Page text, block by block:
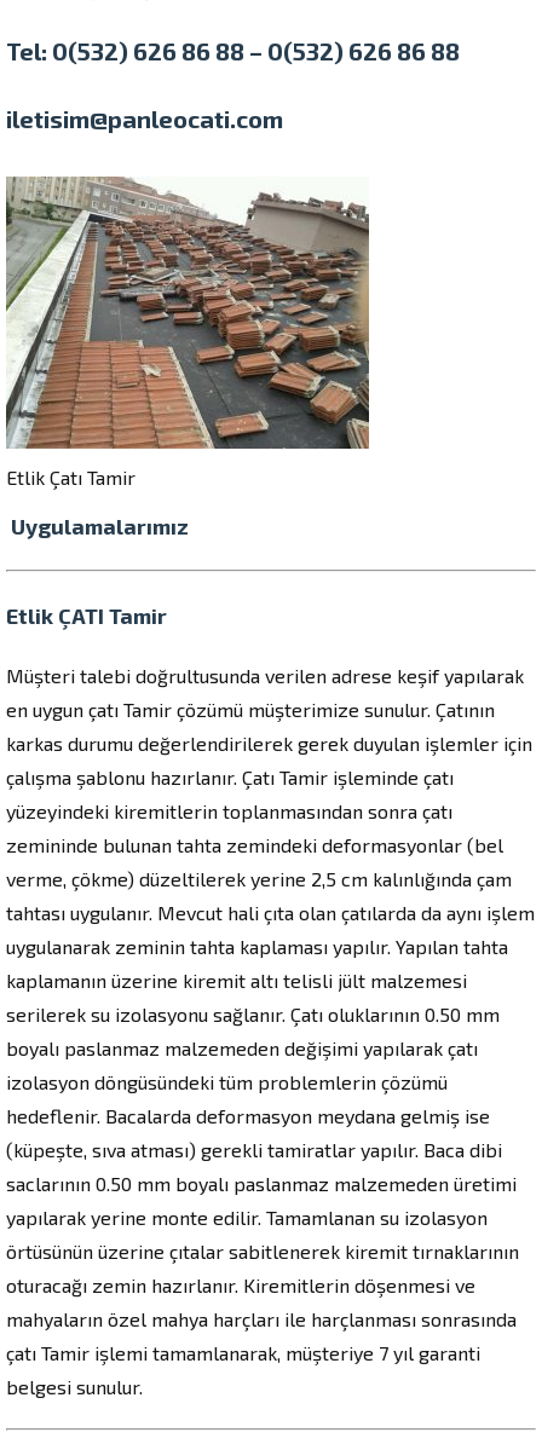
Tel: 0(532) 626 86 88 – 0(532) 626 86 88
iletisim@panleocati.com
Etlik Çatı Tamir
Uygulamalarımız
Etlik ÇATI Tamir
Müşteri talebi doğrultusunda verilen adrese keşif yapılarak
en uygun çatı Tamir çözümü müşterimize sunulur. Çatının
karkas durumu değerlendirilerek gerek duyulan işlemler için
çalışma şablonu hazırlanır. Çatı Tamir işleminde çatı
yüzeyindeki kiremitlerin toplanmasından sonra çatı
zemininde bulunan tahta zemindeki deformasyonlar (bel
verme, çökme) düzeltilerek yerine 2,5 cm kalınlığında çam
tahtası uygulanır. Mevcut hali çıta olan çatılarda da aynı işlem
uygulanarak zeminin tahta kaplaması yapılır. Yapılan tahta
kaplamanın üzerine kiremit altı telisli jült malzemesi
serilerek su izolasyonu sağlanır. Çatı oluklarının 0.50 mm
boyalı paslanmaz malzemeden değişimi yapılarak çatı
izolasyon döngüsündeki tüm problemlerin çözümü
hedeflenir. Bacalarda deformasyon meydana gelmiş ise
(küpeşte, sıva atması) gerekli tamiratlar yapılır. Baca dibi
saclarının 0.50 mm boyalı paslanmaz malzemeden üretimi
yapılarak yerine monte edilir. Tamamlanan su izolasyon
örtüsünün üzerine çıtalar sabitlenerek kiremit tırnaklarının
oturacağı zemin hazırlanır. Kiremitlerin döşenmesi ve
mahyaların özel mahya harçları ile harçlanması sonrasında
çatı Tamir işlemi tamamlanarak, müşteriye 7 yıl garanti
belgesi sunulur.